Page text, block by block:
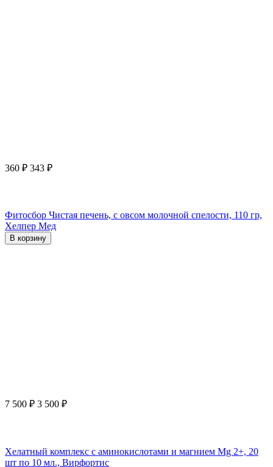
360 ₽ 343 ₽
Фитосбор Чистая печень, с овсом молочной спелости, 110 гр,
Хелпер Мед
В корзину
7 500 ₽ 3 500 ₽
Хелатный комплекс с аминокислотами и магнием Mg 2+, 20
шт по 10 мл., Вирфортис